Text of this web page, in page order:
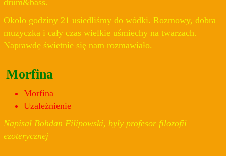
drum&bass.
Około godziny 21 usiedliśmy do wódki. Rozmowy, dobra
muzyczka i cały czas wielkie uśmiechy na twarzach.
Naprawdę świetnie się nam rozmawiało.
Morfina
Morfina
Uzależnienie
Napisał Bohdan Filipowski, były profesor filozofii
ezoterycznej